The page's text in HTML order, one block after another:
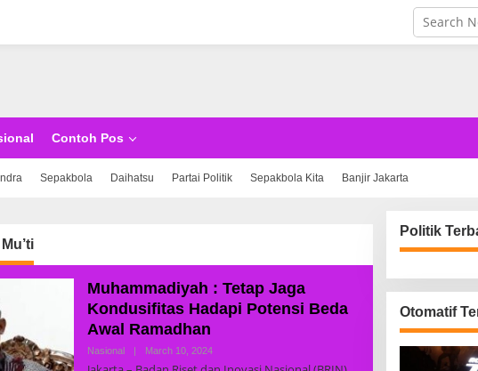
Contoh Pos
Sepakbola Daihatsu Partai Politik Sepakbola Kita Banjir Jakarta
Muhammadiyah : Tetap Jaga
Kondusifitas Hadapi Potensi Beda
Awal Ramadhan
Nasional | March 10, 2024B
Politik
Otomatif